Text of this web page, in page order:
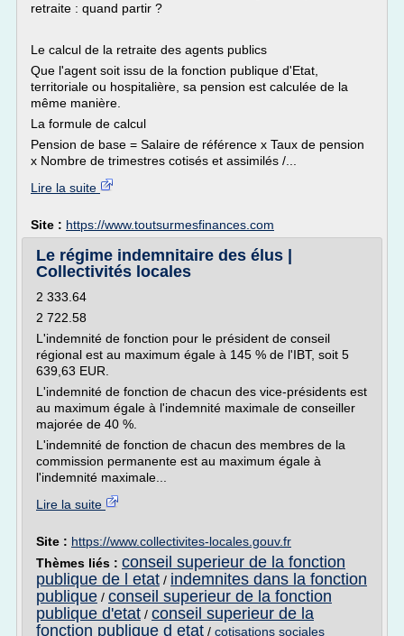
retraite : quand partir ?
Le calcul de la retraite des agents publics
Que l'agent soit issu de la fonction publique d'Etat,
territoriale ou hospitalière, sa pension est calculée de la
même manière.
La formule de calcul
Pension de base = Salaire de référence x Taux de pension
x Nombre de trimestres cotisés et assimilés /...
Lire la suite
Site : https://www.toutsurmesfinances.com
Le régime indemnitaire des élus |
Collectivités locales
2 333.64
2 722.58
L'indemnité de fonction pour le président de conseil
régional est au maximum égale à 145 % de l'IBT, soit 5
639,63 EUR.
L'indemnité de fonction de chacun des vice-présidents est
au maximum égale à l'indemnité maximale de conseiller
majorée de 40 %.
L'indemnité de fonction de chacun des membres de la
commission permanente est au maximum égale à
l'indemnité maximale...
Lire la suite
Site : https://www.collectivites-locales.gouv.fr
Thèmes liés : conseil superieur de la fonction
publique de l etat / indemnites dans la fonction
publique / conseil superieur de la fonction
publique d'etat / conseil superieur de la
fonction publique d etat / cotisations sociales